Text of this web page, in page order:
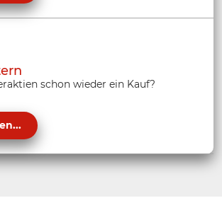
schon wieder ein Kauf?